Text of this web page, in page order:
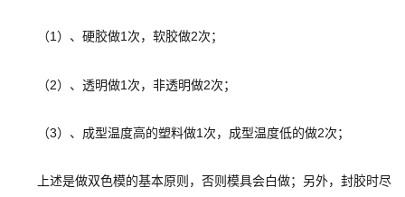
（1）、硬胶做1次，软胶做2次；
（2）、透明做1次，非透明做2次；
（3）、成型温度高的塑料做1次，成型温度低的做2次；
上述是做双色模的基本原则，否则模具会白做；另外，封胶时尽